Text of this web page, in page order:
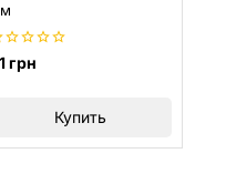
грн
Купить